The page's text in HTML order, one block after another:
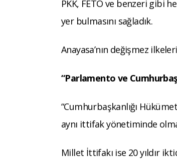
PKK, FETÖ ve benzeri gibi
yer bulmasını sağladık.
Anayasa’nın değişmez
“Parlamento ve
“Cumhurbaşkanlığı
aynı ittifak yönetiminde
Millet İttifakı ise 20 yıldır